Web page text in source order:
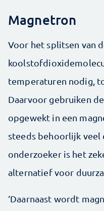
Magnetron
Voor het splitsen van
temperaturen nodig,
Daarvoor gebruiken
opgewekt in een
steeds behoorlijk veel
onderzoeker is het
alternatief voor
‘Daarnaast wordt